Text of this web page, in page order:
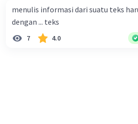
menulis informasi dari suatu teks
dengan ... teks
7 4.0